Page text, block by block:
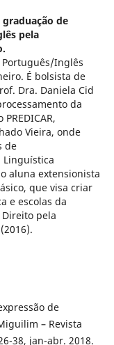
de
pela
Inglês
É bolsista de
Dra. Daniela Cid
da
Vieira, onde
de
aluna extensionista
que visa criar
e escolas da
pela
de
– Revista
38, jan-abr. 2018.